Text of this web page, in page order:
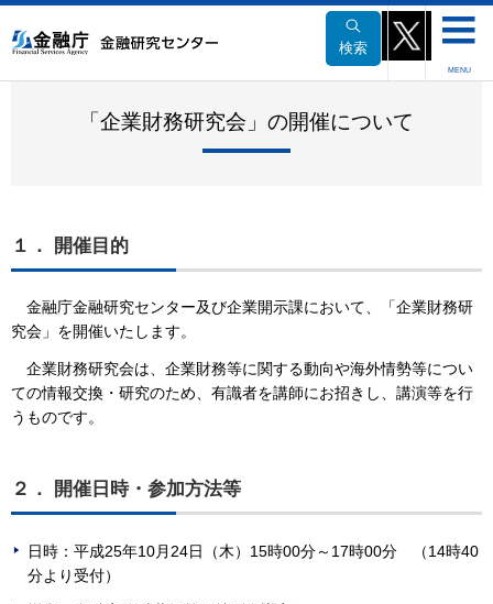
文
検索
MENU
「企業財務研究会」の開催について
１． 開催目的
金融庁金融研究センター及び企業開示課において、「企業財務研
究会」を開催いたします。
企業財務研究会は、企業財務等に関する動向や海外情勢等につい
ての情報交換・研究のため、有識者を講師にお招きし、講演等を行
うものです。
２． 開催日時・参加方法等
日時：平成25年10月24日（木）15時00分～17時00分 （14時40
分より受付）